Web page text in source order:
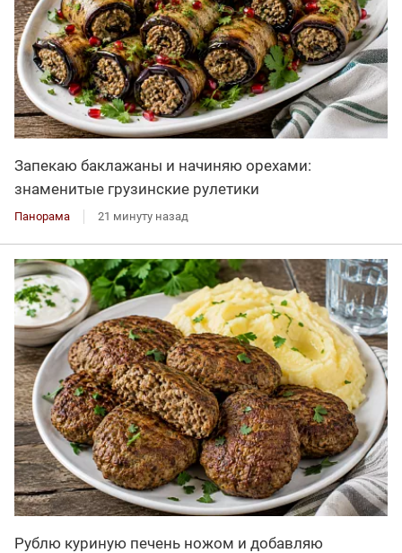
Запекаю баклажаны и начиняю орехами:
знаменитые грузинские рулетики
Панорама 21 минуту назад
Рублю куриную печень ножом и добавляю